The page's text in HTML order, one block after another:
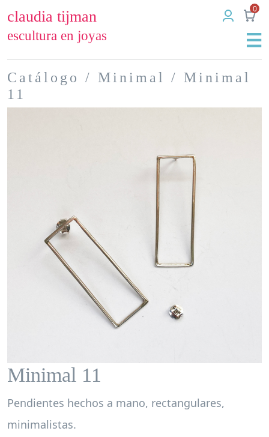
claudia tijman
escultura en joyas
0
Catálogo / Minimal
/ Minimal
11
Minimal 11
Pendientes hechos a mano, rectangulares,
minimalistas.